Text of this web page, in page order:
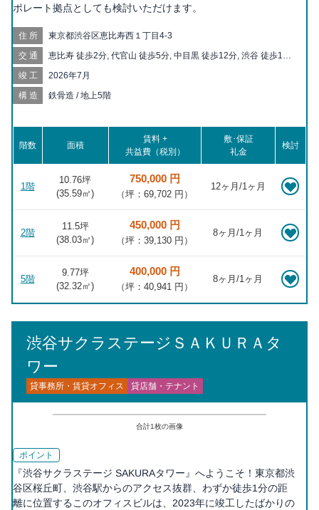
ポレート拠点としても検討いただけます。
住所 東京都渋谷区恵比寿西１丁目4-3
交通
恵比寿 徒歩2分, 代官山 徒歩5分, 中目黒 徒歩12分, 渋谷 徒歩14
竣工 2026年7月
構造 鉄骨造 / 地上5階
階数 面積
賃料 +
共益費（税別）
敷･保証
礼金
検討
1階
10.76坪
(35.59㎡)
750,000 円
（坪：69,702 円）
12ヶ月/1ヶ月
2階
11.5坪
(38.03㎡)
450,000 円
（坪：39,130 円）
8ヶ月/1ヶ月
5階
9.77坪
(32.32㎡)
400,000 円
（坪：40,941 円）
8ヶ月/1ヶ月
渋谷サクラステージＳＡＫＵＲＡタ
ワー
貸事務所・賃貸オフィス 貸店舗・テナント
合計1枚の画像
ポイント
『渋谷サクラステージ SAKURAタワー』へようこそ！東京都渋
谷区桜丘町、渋谷駅からのアクセス抜群、わずか徒歩1分の距
離に位置するこのオフィスビルは、2023年に竣工したばかりの